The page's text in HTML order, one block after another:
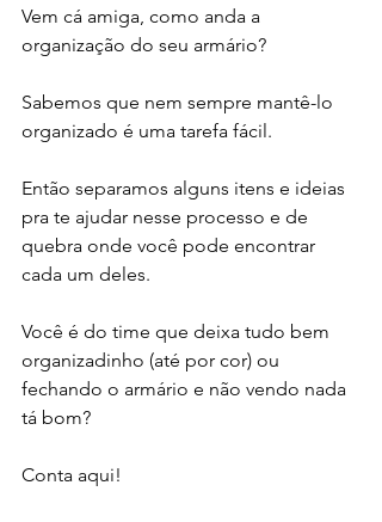
Vem cá amiga, como anda a
organização do seu armário?
Sabemos que nem sempre mantê-lo
organizado é uma tarefa fácil.
Então separamos alguns itens e ideias
pra te ajudar nesse processo e de
quebra onde você pode encontrar
cada um deles.
Você é do time que deixa tudo bem
organizadinho (até por cor) ou
fechando o armário e não vendo nada
tá bom?
Conta aqui!